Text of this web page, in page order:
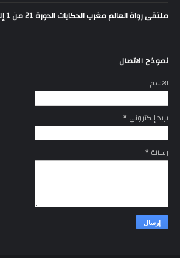
ملتقى رواة العالم مغرب الحكايات الدورة 21 من 1 إلى 8 يوليوز 2024
نموذج الاتصال
الاسم
بريد إلكتروني*
رسالة*